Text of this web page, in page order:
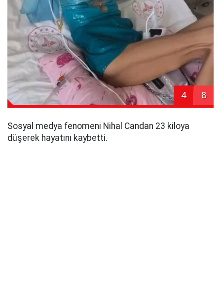
4 8
Sosyal medya fenomeni Nihal Candan 23 kiloya
düşerek hayatını kaybetti.